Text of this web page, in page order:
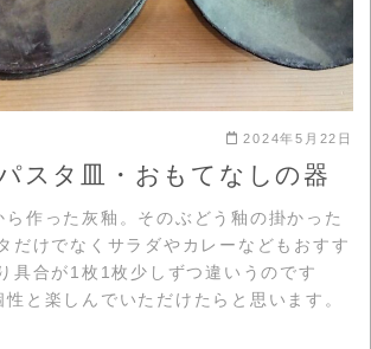
2024年5月22日
スタ皿・おもてなしの器
作った灰釉。そのぶどう釉の掛かった
だけでなくサラダやカレーなどもおすす
具合が1枚1枚少しずつ違いうのです
と楽しんでいただけたらと思います。